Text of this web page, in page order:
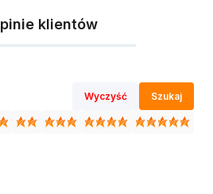
klientów
Wyczyść Szukaj